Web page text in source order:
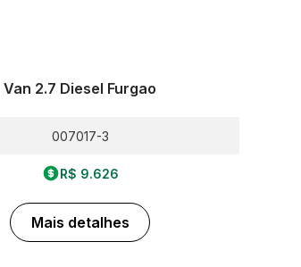
Van 2.7 Diesel Furgao
007017-3
R$ 9.626
Mais detalhes